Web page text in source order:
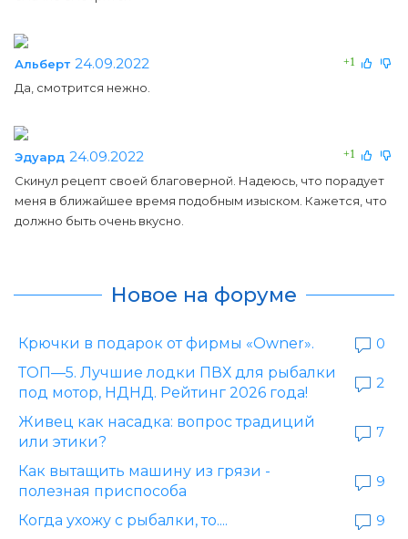
+1
Альберт 24.09.2022
Да, смотрится нежно.
+1
Эдуард 24.09.2022
Скинул рецепт своей благоверной. Надеюсь, что порадует
меня в ближайшее время подобным изыском. Кажется, что
должно быть очень вкусно.
Новое на форуме
Крючки в подарок от фирмы «Owner».
0
ТОП—5. Лучшие лодки ПВХ для рыбалки
под мотор, НДНД. Рейтинг 2026 года!
2
Живец как насадка: вопрос традиций
или этики?
7
Как вытащить машину из грязи -
полезная приспособа
9
Когда ухожу с рыбалки, то....
9